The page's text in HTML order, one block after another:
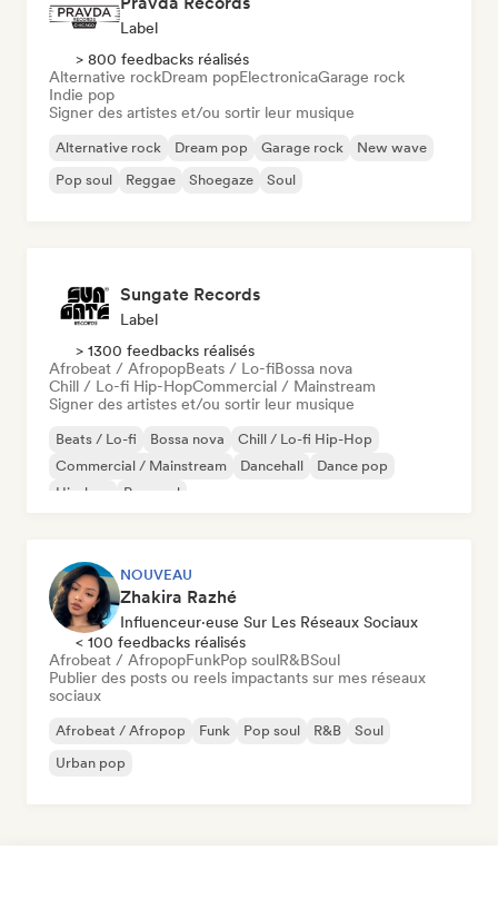
Label
> 800 feedbacks réalisés
Alternative rockDream popElectronicaGarage rock
Indie pop
Signer des artistes et/ou sortir leur musique
Alternative rock Dream pop Garage rock
New wave
Pop soul
Reggae Shoegaze Soul
Sungate Records
Label
> 1300 feedbacks réalisés
Afrobeat / AfropopBeats / Lo-fiBossa nova
Chill / Lo-fi Hip-HopCommercial / Mainstream
Signer des artistes et/ou sortir leur musique
Beats / Lo-fi Bossa nova
Chill / Lo-fi Hip-Hop
Commercial / Mainstream
Dancehall
Dance pop
Hip-hop
Pop soul
NOUVEAU
Zhakira Razhé
Influenceur·euse Sur Les Réseaux Sociaux
< 100 feedbacks réalisés
Afrobeat / AfropopFunkPop soulR&BSoul
Publier des posts ou reels impactants sur mes réseaux
sociaux
Afrobeat / Afropop Funk Pop soul R&B
Soul
Urban pop